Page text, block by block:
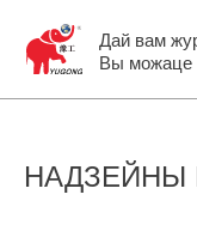
Дай вам
Вы можаце
НАДЗЕЙНЫ